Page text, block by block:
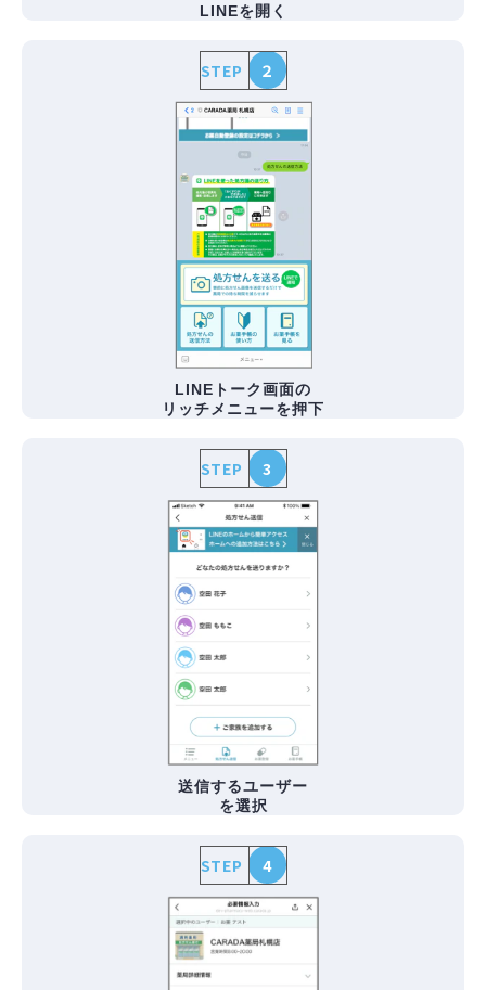
LINEを開く
STEP ２
LINEトーク画面の
リッチメニューを押下
STEP 3
送信するユーザー
を選択
STEP 4